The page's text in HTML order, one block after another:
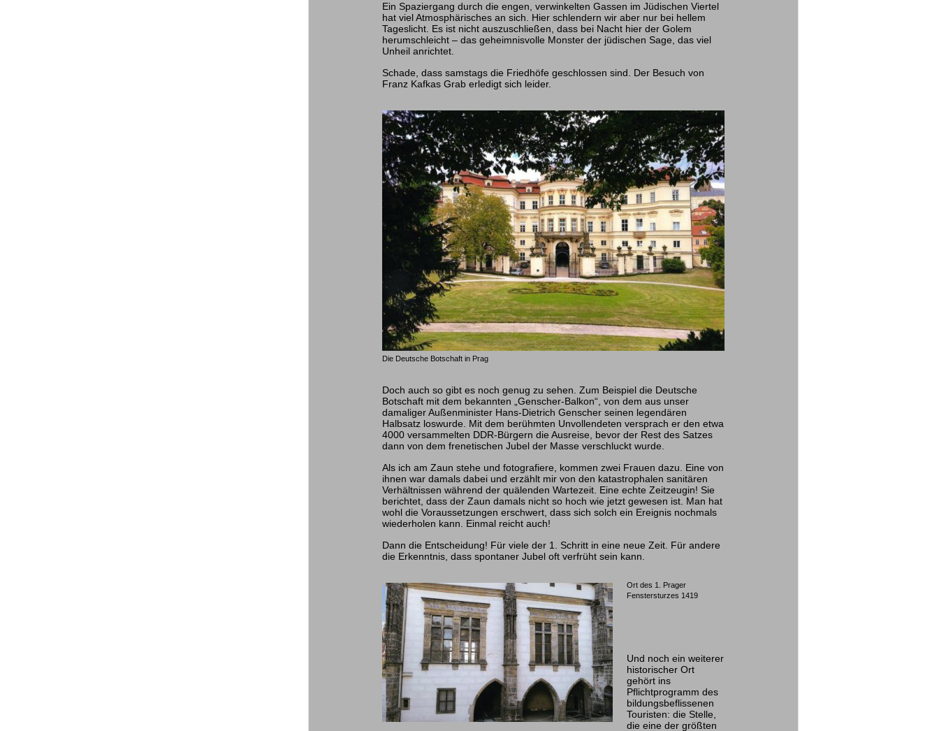
Ein Spaziergang durch die engen, verwinkelten Gassen im Jüdischen Viertel
hat viel Atmosphärisches an sich. Hier schlendern wir aber nur bei hellem
Tageslicht. Es ist nicht auszuschließen, dass bei Nacht hier der Golem
herumschleicht – das geheimnisvolle Monster der jüdischen Sage, das viel
Unheil anrichtet.
Schade, dass samstags die Friedhöfe geschlossen sind. Der Besuch von
Franz Kafkas Grab erledigt sich leider.
Die Deutsche Botschaft in Prag
Doch auch so gibt es noch genug zu sehen. Zum Beispiel die Deutsche
Botschaft mit dem bekannten „Genscher-Balkon“, von dem aus unser
damaliger Außenminister Hans-Dietrich Genscher seinen legendären
Halbsatz loswurde. Mit dem berühmten Unvollendeten versprach er den etwa
4000 versammelten DDR-Bürgern die Ausreise, bevor der Rest des Satzes
dann von dem frenetischen Jubel der Masse verschluckt wurde.
Als ich am Zaun stehe und fotografiere, kommen zwei Frauen dazu. Eine von
ihnen war damals dabei und erzählt mir von den katastrophalen sanitären
Verhältnissen während der quälenden Wartezeit. Eine echte Zeitzeugin! Sie
berichtet, dass der Zaun damals nicht so hoch wie jetzt gewesen ist. Man hat
wohl die Voraussetzungen erschwert, dass sich solch ein Ereignis nochmals
wiederholen kann. Einmal reicht auch!
Dann die Entscheidung! Für viele der 1. Schritt in eine neue Zeit. Für andere
die Erkenntnis, dass spontaner Jubel oft verfrüht sein kann.
Ort des 1. Prager
Fenstersturzes 1419
Und noch ein weiterer
historischer Ort
gehört ins
Pflichtprogramm des
bildungsbeflissenen
Touristen: die Stelle,
die eine der größten